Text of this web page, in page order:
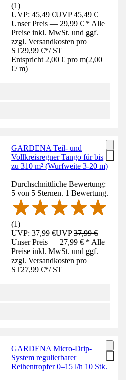
(1)
UVP: 45,49 €UVP45,49 €
Unser Preis — 29,99 € * Alle
Preise inkl. MwSt. und ggf.
zzgl. Versandkosten pro
ST29,99 €*/ ST
Entspricht 2,00 € pro m(2,00
€/ m)
GARDENA Teil- und
Vollkreisregner Tango für bis
zu 310 m² (Wurfweite 3-20 m)
Durchschnittliche Bewertung:
5 von 5 Sternen. 1 Bewertung.
(1)
UVP: 37,99 €UVP37,99 €
Unser Preis — 27,99 € * Alle
Preise inkl. MwSt. und ggf.
zzgl. Versandkosten pro
ST27,99 €*/ ST
GARDENA Micro-Drip-
System regulierbarer
Reihentropfer 0–15 l/h 10 Stk.